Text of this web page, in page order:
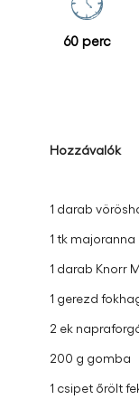
60 perc
Hozzávalók
1 darab
1 tk majoranna
1 darab Knorr
1 gerezd
2 ek
200 g gomba
1 csipet őrölt